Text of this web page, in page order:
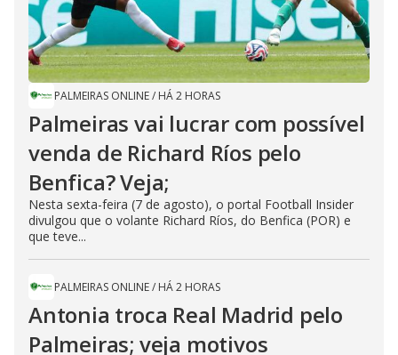
PALMEIRAS ONLINE/ HÁ 2 HORAS
Palmeiras vai lucrar com possível
venda de Richard Ríos pelo
Benfica? Veja;
Nesta sexta-feira (7 de agosto), o portal Football Insider
divulgou que o volante Richard Ríos, do Benfica (POR) e
que teve...
PALMEIRAS ONLINE/ HÁ 2 HORAS
Antonia troca Real Madrid pelo
Palmeiras; veja motivos